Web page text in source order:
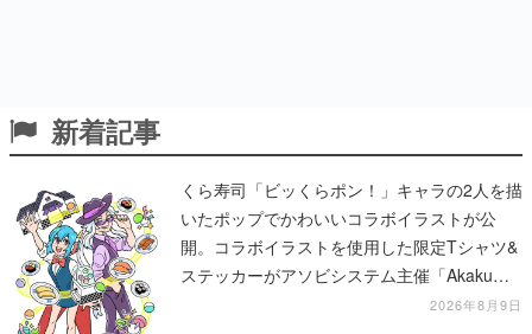
新着記事
くら寿司「ビッくらポン！」キャラの2人を描
いたポップでかわいいコラボイラストが公
開。コラボイラストを使用した限定Tシャツ&
ステッカーがアソビシステム主催「Akaku
2026年8月9日